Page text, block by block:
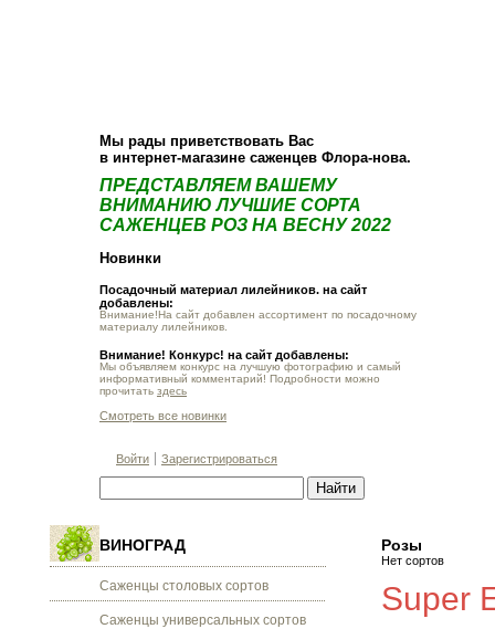
Мы рады приветствовать Вас
в интернет-магазине саженцев Флора-нова.
ПРЕДСТАВЛЯЕМ ВАШЕМУ
ВНИМАНИЮ ЛУЧШИЕ СОРТА
САЖЕНЦЕВ РОЗ НА ВЕСНУ 2022
Новинки
Посадочный материал лилейников. на сайт
добавлены:
Внимание!На сайт добавлен ассортимент по посадочному
материалу лилейников.
Внимание! Конкурс! на сайт добавлены:
Мы объявляем конкурс на лучшую фотографию и самый
информативный комментарий! Подробности можно
прочитать здесь
Смотреть все новинки
Войти Зарегистрироваться
ВИНОГРАД
Саженцы столовых сортов
Саженцы универсальных сортов
Розы
Нет сортов
Super